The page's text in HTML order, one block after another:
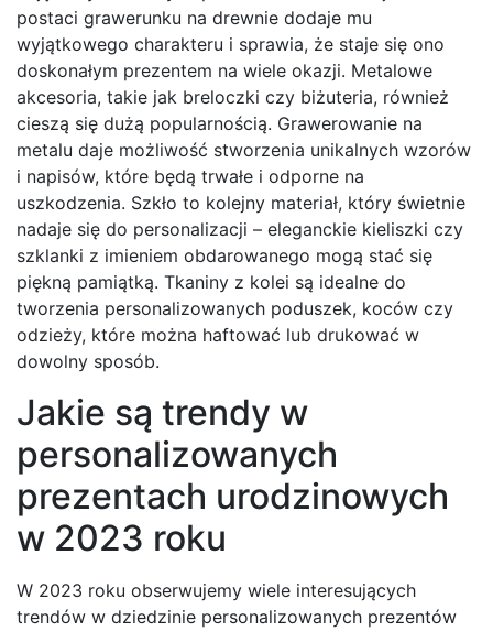
postaci grawerunku na drewnie dodaje mu
wyjątkowego charakteru i sprawia, że staje się ono
doskonałym prezentem na wiele okazji. Metalowe
akcesoria, takie jak breloczki czy biżuteria, również
cieszą się dużą popularnością. Grawerowanie na
metalu daje możliwość stworzenia unikalnych wzorów
i napisów, które będą trwałe i odporne na
uszkodzenia. Szkło to kolejny materiał, który świetnie
nadaje się do personalizacji – eleganckie kieliszki czy
szklanki z imieniem obdarowanego mogą stać się
piękną pamiątką. Tkaniny z kolei są idealne do
tworzenia personalizowanych poduszek, koców czy
odzieży, które można haftować lub drukować w
dowolny sposób.
Jakie są trendy w
personalizowanych
prezentach urodzinowych
w 2023 roku
W 2023 roku obserwujemy wiele interesujących
trendów w dziedzinie personalizowanych prezentów